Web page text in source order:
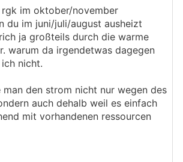
im oktober/november
du im juni/juli/august ausheizt
ja großteils durch die warme
warum da irgendetwas dagegen
nicht.
man den strom nicht nur wegen des
auch dehalb weil es einfach
mit vorhandenen ressourcen